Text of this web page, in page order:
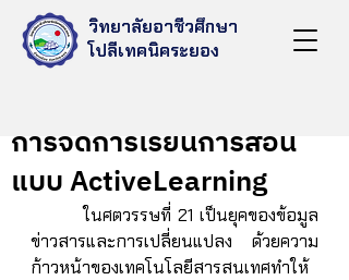
วิทยาลัยอาชีวศึกษา
โปลีเทคนิคระยอง
การจัดการเรียนการสอน
แบบ ActiveLearning
ข่าวสารและการเปลี่ยนแปลง ด้วยความ
ก้าวหน้าของเทคโนโลยีสารสนเทศทำให้